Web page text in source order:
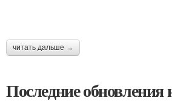
читать дальше →
Последние обновления